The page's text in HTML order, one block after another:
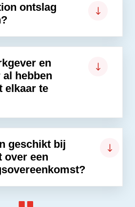
ontslag
en
hebben
elkaar te
geschikt bij
over een